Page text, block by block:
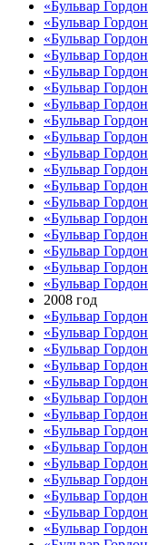
«Бульвар
«Бульвар
«Бульвар
«Бульвар
«Бульвар
«Бульвар
«Бульвар
«Бульвар
«Бульвар
«Бульвар
«Бульвар
«Бульвар
«Бульвар
«Бульвар
«Бульвар
«Бульвар
«Бульвар
«Бульвар
2008 год
«Бульвар
«Бульвар
«Бульвар
«Бульвар
«Бульвар
«Бульвар
«Бульвар
«Бульвар
«Бульвар
«Бульвар
«Бульвар
«Бульвар
«Бульвар
«Бульвар